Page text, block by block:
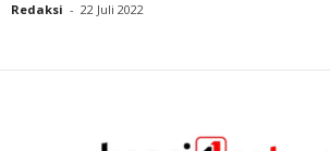
Redaksi - 22 Juli 2022